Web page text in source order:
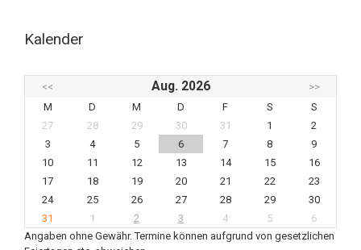
Kalender
<< Aug. 2026
>>
M
D M D F S
S
27
28 29 30 31 1
2
3
4 5 6 7 8
9
10
11 12 13 14 15
16
17
18 19 20 21 22
23
24
25 26 27 28 29
30
31
1 2 3 4 5
6
Angaben ohne Gewähr. Termine können aufgrund von gesetzlichen